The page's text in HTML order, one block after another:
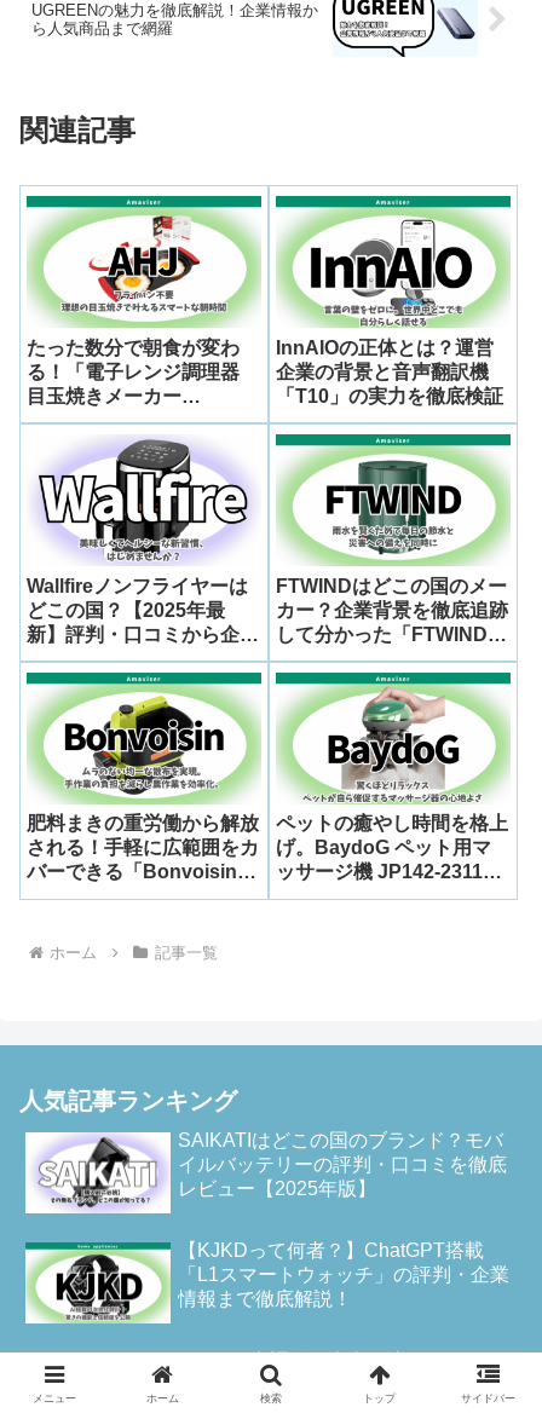
UGREENの魅力を徹底解説！企業情報か
ら人気商品まで網羅
関連記事
たった数分で朝食が変わ
る！「電子レンジ調理器
目玉焼きメーカー
AGJ2008」の魅力とAHJ
ブランドの実態を徹底解説
InnAIOの正体とは？運営
企業の背景と音声翻訳機
「T10」の実力を徹底検証
Wallfireノンフライヤーは
どこの国？【2025年最
新】評判・口コミから企業
詳細まで徹底解説
FTWINDはどこの国のメー
カー？企業背景を徹底追跡
して分かった「FTWIND
雨水タンク 家庭用 100L」
の真実
肥料まきの重労働から解放
される！手軽に広範囲をカ
バーできる「Bonvoisin
バッテリ式散粒機 満載容
ペットの癒やし時間を格上
げ。BaydoG ペット用マ
ッサージ機 JP142-231118
の実力検証
ホーム 記事一覧
人気記事ランキング
SAIKATIはどこの国のブランド？モバ
イルバッテリーの評判・口コミを徹底
レビュー【2025年版】
【KJKDって何者？】ChatGPT搭載
「L1スマートウォッチ」の評判・企業
情報まで徹底解説！
Letibeの空調服は本当に涼しい？どこ
の国のメーカーか、口コミ・評判を徹
メニュー ホーム 検索 トップ サイドバー